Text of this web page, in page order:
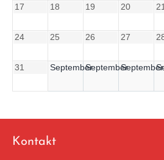
17 18 19 20 21
24 25 26 27
31 SeptemberSeptemberSeptember
Kontakt